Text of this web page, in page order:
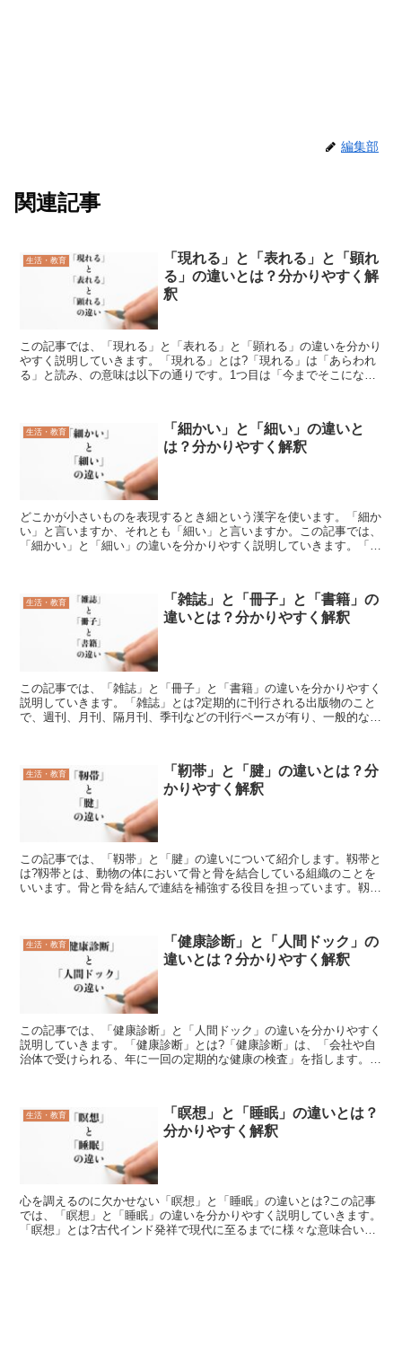
編集部
関連記事
生活・教育
「現れる」と「表れる」と「顕れ
る」の違いとは？分かりやすく解
釈
この記事では、「現れる」と「表れる」と「顕れる」の違いを分かり
やすく説明していきます。「現れる」とは?「現れる」は「あらわれ
る」と読み、の意味は以下の通りです。1つ目は「今までそこになか
生活・教育
「細かい」と「細い」の違いと
は？分かりやすく解釈
どこかが小さいものを表現するとき細という漢字を使います。「細か
い」と言いますか、それとも「細い」と言いますか。この記事では、
「細かい」と「細い」の違いを分かりやすく説明していきます。「細
生活・教育
「雑誌」と「冊子」と「書籍」の
違いとは？分かりやすく解釈
この記事では、「雑誌」と「冊子」と「書籍」の違いを分かりやすく
説明していきます。「雑誌」とは?定期的に刊行される出版物のこと
で、週刊、月刊、隔月刊、季刊などの刊行ペースが有り、一般的な漫
生活・教育
「靭帯」と「腱」の違いとは？分
かりやすく解釈
この記事では、「靱帯」と「腱」の違いについて紹介します。靱帯と
は?靱帯とは、動物の体において骨と骨を結合している組織のことを
いいます。骨と骨を結んで連結を補強する役目を担っています。靱帯
生活・教育
「健康診断」と「人間ドック」の
違いとは？分かりやすく解釈
この記事では、「健康診断」と「人間ドック」の違いを分かりやすく
説明していきます。「健康診断」とは?「健康診断」は、「会社や自
治体で受けられる、年に一回の定期的な健康の検査」を指します。主
生活・教育
「瞑想」と「睡眠」の違いとは？
分かりやすく解釈
心を調えるのに欠かせない「瞑想」と「睡眠」の違いとは?この記事
では、「瞑想」と「睡眠」の違いを分かりやすく説明していきます。
「瞑想」とは?古代インド発祥で現代に至るまでに様々な意味合いが